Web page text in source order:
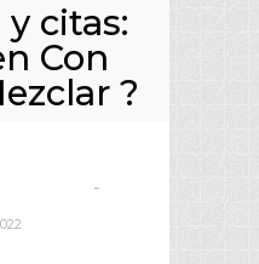
y citas:
Con
?
-